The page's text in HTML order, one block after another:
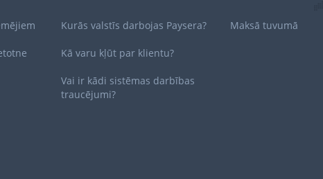
Kurās valstīs darbojas Paysera?
Kā varu kļūt par klientu?
Vai ir kādi sistēmas darbības
traucējumi?
Maksā tuvumā